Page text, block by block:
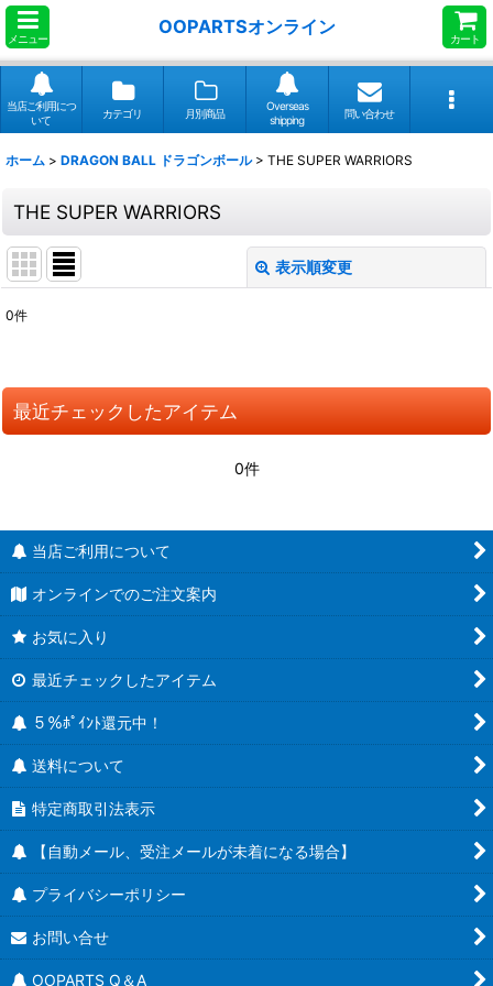
メニュー
OOPARTSオンライン
カート
当店ご利用につ
いて
カテゴリ 月別商品
Overseas
shipping
問い合わせ
ホーム > DRAGON BALL ドラゴンボール > THE SUPER WARRIORS
THE SUPER WARRIORS
表示順変更
並び順:
0件
最近チェックしたアイテム
0件
当店ご利用について
オンラインでのご注文案内
お気に入り
最近チェックしたアイテム
５％ﾎﾟｲﾝﾄ還元中！
送料について
特定商取引法表示
【自動メール、受注メールが未着になる場合】
プライバシーポリシー
お問い合せ
OOPARTS Q＆A